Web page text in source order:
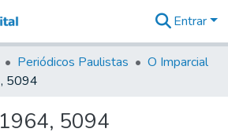
&
Coleções
Tudo na
Digital
Entrar
Periódicos Paulistas
O Imparcial
5094
5094